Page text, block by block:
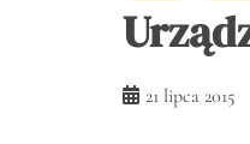
21 lipca 2015